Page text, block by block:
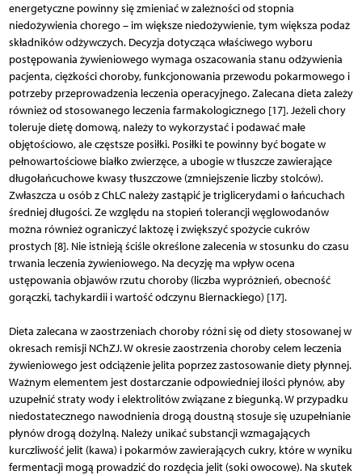
energetyczne powinny się zmieniać w zależności od stopnia
niedożywienia chorego – im większe niedożywienie, tym większa podaż
składników odżywczych. Decyzja dotycząca właściwego wyboru
postępowania żywieniowego wymaga oszacowania stanu odżywienia
pacjenta, ciężkości choroby, funkcjonowania przewodu pokarmowego i
potrzeby przeprowadzenia leczenia operacyjnego. Zalecana dieta zależy
również od stosowanego leczenia farmakologicznego [17]. Jeżeli chory
toleruje dietę domową, należy to wykorzystać i podawać małe
objętościowo, ale częstsze posiłki. Posiłki te powinny być bogate w
pełnowartościowe białko zwierzęce, a ubogie w tłuszcze zawierające
długołańcuchowe kwasy tłuszczowe (zmniejszenie liczby stolców).
Zwłaszcza u osób z ChLC należy zastąpić je triglicerydami o łańcuchach
średniej długości. Ze względu na stopień tolerancji węglowodanów
można również ograniczyć laktozę i zwiększyć spożycie cukrów
prostych [8]. Nie istnieją ściśle określone zalecenia w stosunku do czasu
trwania leczenia żywieniowego. Na decyzję ma wpływ ocena
ustępowania objawów rzutu choroby (liczba wypróżnień, obecność
gorączki, tachykardii i wartość odczynu Biernackiego) [17].
Dieta zalecana w zaostrzeniach choroby różni się od diety stosowanej w
okresach remisji NChZJ. W okresie zaostrzenia choroby celem leczenia
żywieniowego jest odciążenie jelita poprzez zastosowanie diety płynnej.
Ważnym elementem jest dostarczanie odpowiedniej iloś­ci płynów, aby
uzupełnić straty wody i elektrolitów związane z biegunką. W przypadku
niedostatecznego nawodnienia drogą doustną stosuje się uzupełnianie
płynów drogą dożylną. Należy unikać substancji wzmagających
kurczliwość jelit (kawa) i pokarmów zawierających cukry, które w wyniku
fermentacji mogą prowadzić do rozdęcia jelit (soki owocowe). Na skutek